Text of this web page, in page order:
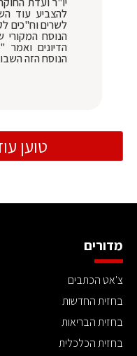
להצביע עוד
לשרים וח"כים
הנוסח
הדיונים
הנוסח הזה
טוען
מדורים
צ'אט הכתבים
בחזית החדשות
בחזית הבריאות
בחזית הכלכלית